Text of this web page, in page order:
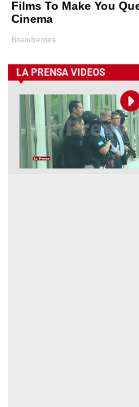
LA PRENSA VIDEOS